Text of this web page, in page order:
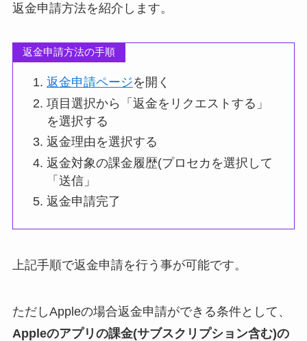
返金申請方法を紹介します。
返金申請方法の手順
返金申請ページを開く
項目選択から「返金をリクエストする」
を選択する
返金理由を選択する
返金対象の課金履歴(プロセカを選択して
「送信」
返金申請完了
上記手順で返金申請を行う事が可能です。
ただしAppleの場合返金申請ができる条件として、
Appleのアプリの課金(サブスクリプション含む)の